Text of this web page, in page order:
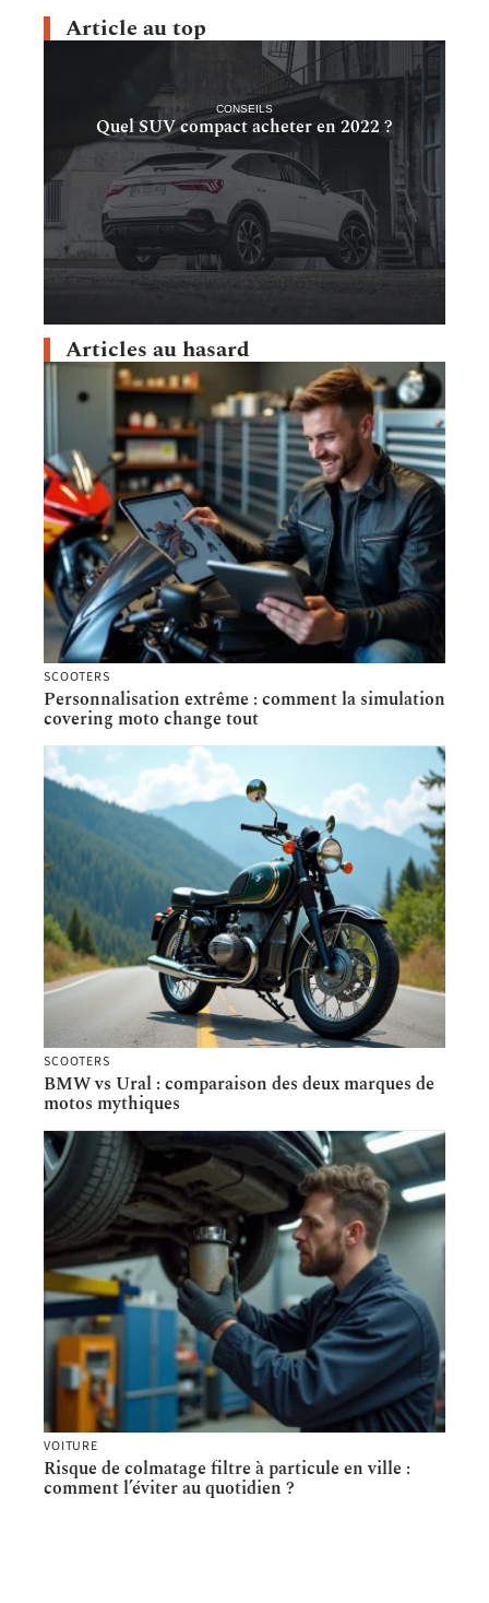
Article au top
CONSEILS
Quel SUV compact acheter en 2022 ?
Articles au hasard
SCOOTERS
Personnalisation extrême : comment la simulation
covering moto change tout
SCOOTERS
BMW vs Ural : comparaison des deux marques de
motos mythiques
VOITURE
Risque de colmatage filtre à particule en ville :
comment l’éviter au quotidien ?